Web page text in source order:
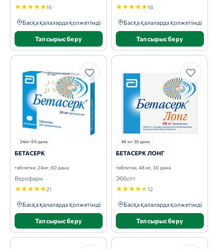
★★★★★16
Басқа қалаларда қолжетімді
Тапсырыс беру
★★★★★18
Басқа қалаларда қолжетімді
Тапсырыс беру
24мг 60 дана
БЕТАСЕРК
таблетки, 24мг, 60 дана
Верофарм
★★★★★21
Басқа қалаларда қолжетімді
Тапсырыс беру
48 мг 30 дана
БЕТАСЕРК ЛОНГ
таблетки, 48 мг, 30 дана
Эбботт
★★★★★12
Басқа қалаларда қолжетімді
Тапсырыс беру